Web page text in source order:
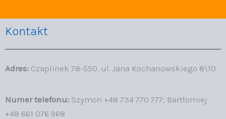
Kontakt
Adres: Czaplinek 78-550, ul. Jana Kochanowskiego 8\10
Numer telefonu: Szymon +48 734 770 777; Bartłomiej
+48 661 076 968